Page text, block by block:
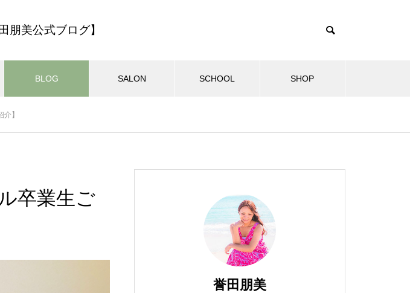
朋美公式ブログ】
BLOG SALON SCHOOL SHOP
ロン
てみました
第2回飛鳥山ハワイフェスティ
しくマイペースに生きる
ハワイを感じた知床旅行①
記事
2024年も飛鳥山ハワイフェスティ
2024年7月マナカード「オレ」新
しい物語の始まりです！
ページ
】
卒業生ご
誉田朋美